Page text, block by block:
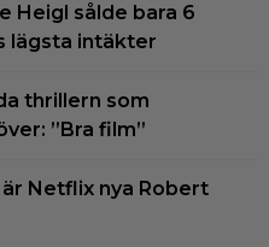
Heigl sålde bara 6
lägsta intäkter
thrillern som
”Bra film”
är Netflix nya Robert